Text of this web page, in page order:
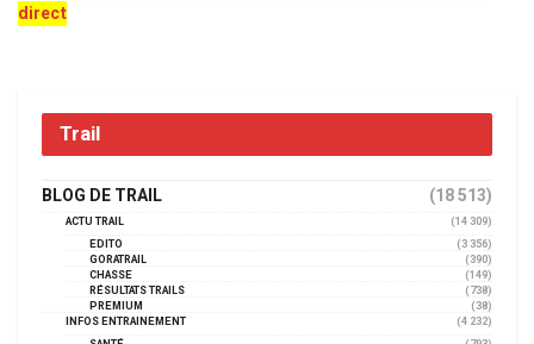
direct
Trail
BLOG DE TRAIL (18 513)
ACTU TRAIL
(14 309)
EDITO
(3 356)
GORATRAIL
(390)
CHASSE
(149)
RÉSULTATS TRAILS
(738)
PREMIUM
(38)
INFOS ENTRAINEMENT
(4 232)